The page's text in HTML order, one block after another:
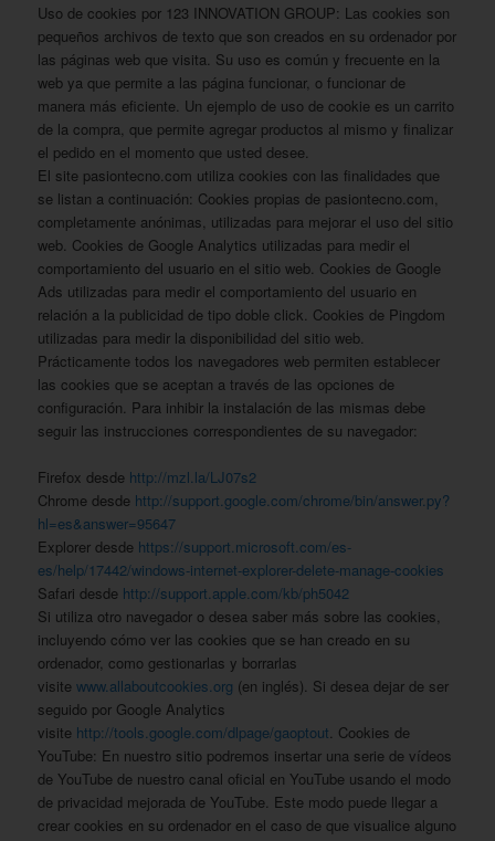
Uso de cookies por 123 INNOVATION GROUP: Las cookies son
pequeños archivos de texto que son creados en su ordenador por
las páginas web que visita. Su uso es común y frecuente en la
web ya que permite a las página funcionar, o funcionar de
manera más eficiente. Un ejemplo de uso de cookie es un carrito
de la compra, que permite agregar productos al mismo y finalizar
el pedido en el momento que usted desee.
El site pasiontecno.com utiliza cookies con las finalidades que
se listan a continuación: Cookies propias de pasiontecno.com,
completamente anónimas, utilizadas para mejorar el uso del sitio
web. Cookies de Google Analytics utilizadas para medir el
comportamiento del usuario en el sitio web. Cookies de Google
Ads utilizadas para medir el comportamiento del usuario en
relación a la publicidad de tipo doble click. Cookies de Pingdom
utilizadas para medir la disponibilidad del sitio web.
Prácticamente todos los navegadores web permiten establecer
las cookies que se aceptan a través de las opciones de
configuración. Para inhibir la instalación de las mismas debe
seguir las instrucciones correspondientes de su navegador:
Firefox desde http://mzl.la/LJ07s2
Chrome desde http://support.google.com/chrome/bin/answer.py?
hl=es&answer=95647
Explorer desde https://support.microsoft.com/es-
es/help/17442/windows-internet-explorer-delete-manage-cookies
Safari desde http://support.apple.com/kb/ph5042
Si utiliza otro navegador o desea saber más sobre las cookies,
incluyendo cómo ver las cookies que se han creado en su
ordenador, como gestionarlas y borrarlas
visitewww.allaboutcookies.org (en inglés). Si desea dejar de ser
seguido por Google Analytics
visite http://tools.google.com/dlpage/gaoptout . Cookies de
YouTube: En nuestro sitio podremos insertar una serie de vídeos
de YouTube de nuestro canal oficial en YouTube usando el modo
de privacidad mejorada de YouTube. Este modo puede llegar a
crear cookies en su ordenador en el caso de que visualice alguno